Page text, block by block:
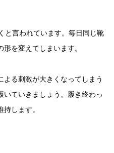
と言われています。毎日同じ靴
を変えてしまいます。
る刺激が大きくなってしまう
ていきましょう。履き終わっ
します。